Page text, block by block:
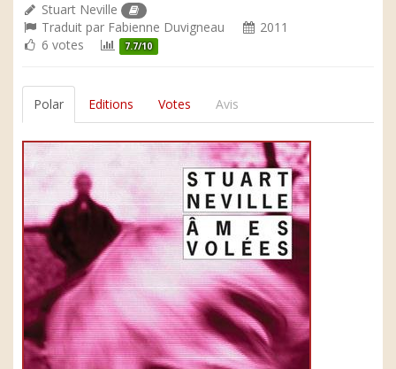
Stuart Neville
Traduit par Fabienne Duvigneau
2011
6 votes
7.7/10
Polar Editions Votes Avis